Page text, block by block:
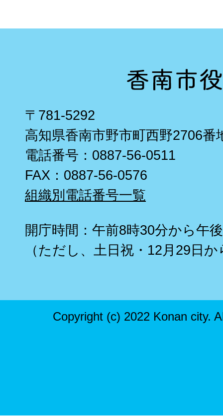
〒781-5292
高知県香南市野市町西野2706番
電話番号：0887-56-0511
FAX：0887-56-0576
組織別電話番号一覧
開庁時間：午前8時30分から午
（ただし、土日祝・12月29日
Copyright (c) 2022 Konan city.